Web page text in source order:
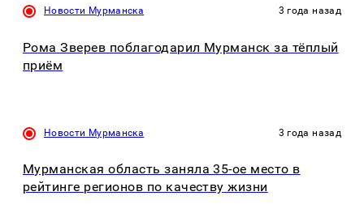
Новости Мурманска 3 года назад
Рома Зверев поблагодарил Мурманск за тёплый
приём
Новости Мурманска 3 года назад
Мурманская область заняла 35-ое место в
рейтинге регионов по качеству жизни